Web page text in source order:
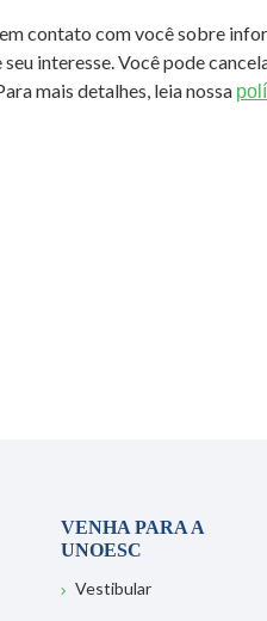
contato com você sobre
interesse. Você pode
mais detalhes, leia nossa
VENHA PARA A
UNOESC
Vestibular